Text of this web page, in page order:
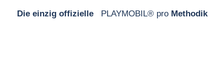
Die einzig offizielle PLAYMOBIL® pro Methodik